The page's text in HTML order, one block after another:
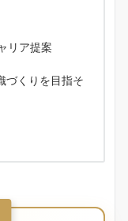
リア提案
づくりを目指そ